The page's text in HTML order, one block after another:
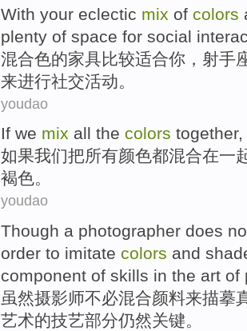
With your eclectic mix of colors
plenty of space for social
混合色的家具比较适合你 ， 射手
来进行社交活动。
youdao
If we mix all the colors together,
如果我们把所有颜色都混合在一
褐色。
youdao
Though a photographer does
order to imitate colors and
component of skills in the art of
虽然摄影师不必混合颜料来描摹
艺术的技艺部分仍然关键。